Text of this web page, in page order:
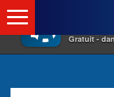
×
Gratuit -